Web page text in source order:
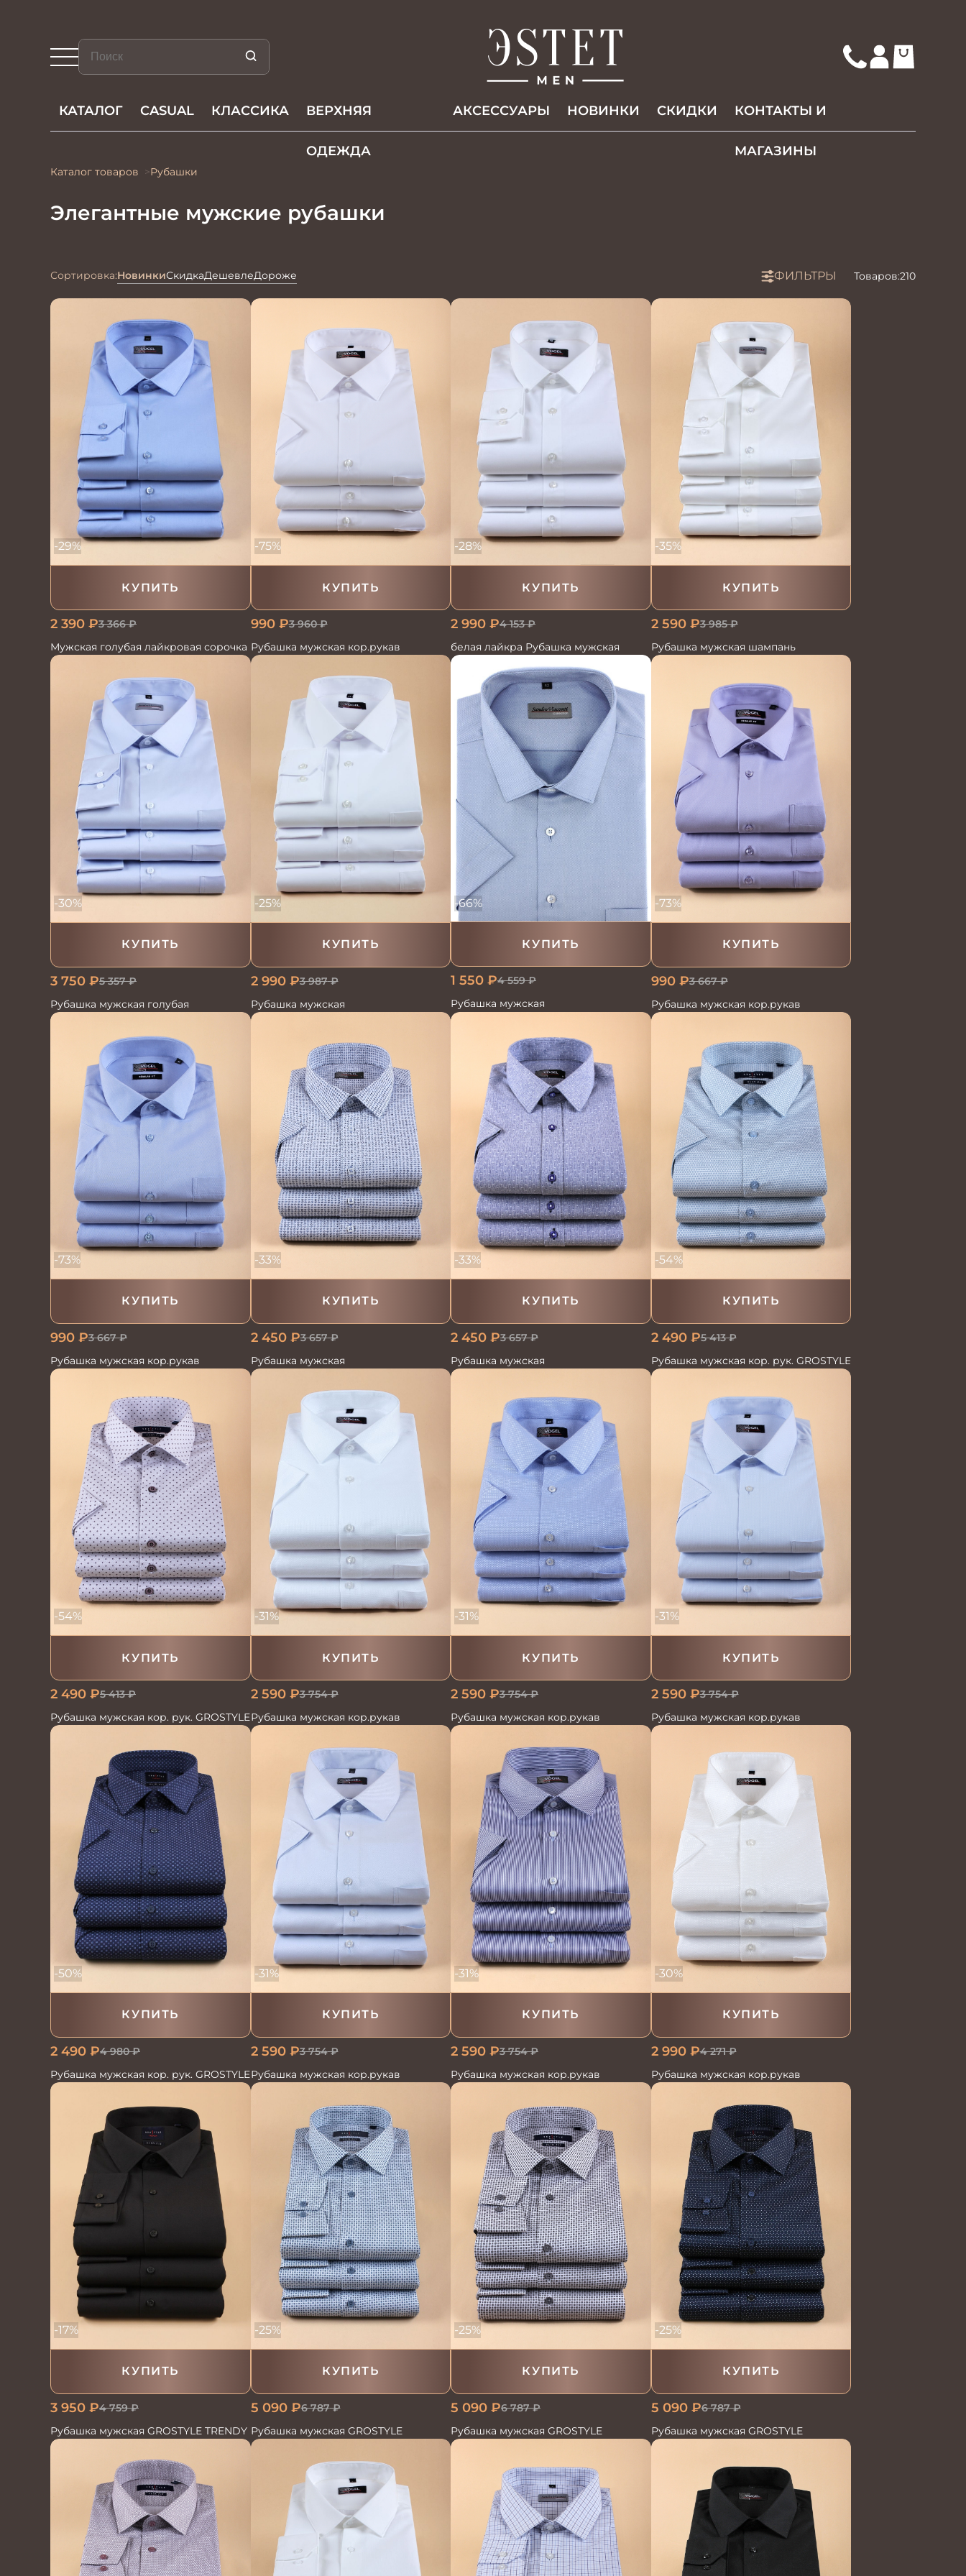
КАТАЛОГ CASUAL КЛАССИКА ВЕРХНЯЯ
ОДЕЖДА
АКCЕССУАРЫ НОВИНКИ СКИДКИ КОНТАКТЫ И
МАГАЗИНЫ
Каталог товаров Рубашки
Элегантные мужские рубашки
Сортировка:НовинкиСкидкаДешевлеДороже ФИЛЬТРЫ Товаров:210
КУПИТЬ
-29%
2 390 ₽3 366₽
Мужская голубая лайкровая сорочка
КУПИТЬ
-75%
990₽3 960₽
Рубашка мужская кор.рукав
КУПИТЬ
-28%
2 990 ₽4 153₽
белая лайкра Рубашка мужская
КУПИТЬ
-35%
2 590₽3 985₽
Рубашка мужская шампань
КУПИТЬ
-30%
3 750 ₽5 357₽
Рубашка мужская голубая
КУПИТЬ
-25%
2 990₽3 987₽
Рубашка мужская
КУПИТЬ
-66%
1 550 ₽4 559₽
Рубашка мужская
КУПИТЬ
-73%
990₽3 667₽
Рубашка мужская кор.рукав
КУПИТЬ
-73%
990 ₽3 667₽
Рубашка мужская кор.рукав
КУПИТЬ
-33%
2 450₽3 657₽
Рубашка мужская
КУПИТЬ
-33%
2 450 ₽3 657₽
Рубашка мужская
КУПИТЬ
-54%
2 490₽5 413₽
Рубашка мужская кор. рук. GROSTYLE
КУПИТЬ
-54%
2 490 ₽5 413₽
Рубашка мужская кор. рук. GROSTYLE
КУПИТЬ
-31%
2 590₽3 754₽
Рубашка мужская кор.рукав
КУПИТЬ
-31%
2 590 ₽3 754₽
Рубашка мужская кор.рукав
КУПИТЬ
-31%
2 590₽3 754₽
Рубашка мужская кор.рукав
КУПИТЬ
-50%
2 490 ₽4 980₽
Рубашка мужская кор. рук. GROSTYLE
КУПИТЬ
-31%
2 590₽3 754₽
Рубашка мужская кор.рукав
КУПИТЬ
-31%
2 590 ₽3 754₽
Рубашка мужская кор.рукав
КУПИТЬ
-30%
2 990₽4 271₽
Рубашка мужская кор.рукав
КУПИТЬ
-17%
3 950 ₽4 759₽
Рубашка мужская GROSTYLE TRENDY
КУПИТЬ
-25%
5 090₽6 787₽
Рубашка мужская GROSTYLE
КУПИТЬ
-25%
5 090 ₽6 787₽
Рубашка мужская GROSTYLE
КУПИТЬ
-25%
5 090₽6 787₽
Рубашка мужская GROSTYLE